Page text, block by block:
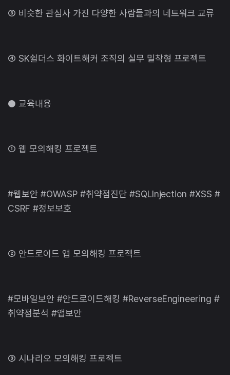
③ 비슷한 관심사 가진 다양한 사람들과의 네트워크 교류
④ SK쉴더스 화이트해커 조직의 실무 밀착형 프로젝트
● 교육내용
① 웹 모의해킹 프로젝트
#웹보안 #OWASP #취약점진단 #SQLInjection #XSS #
CSRF #정보보호
② 안드로이드 앱 모의해킹 프로젝트
#모바일보안 #안드로이드해킹 #ReverseEngineering #
취약점분석 #앱보안
③ 시나리오 모의해킹 프로젝트